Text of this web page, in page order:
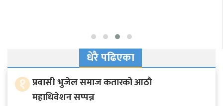
धेरै पढिएका
१ प्रवासी भुजेल समाज कतारको आठाै
महाधिवेशन सप्पन्न